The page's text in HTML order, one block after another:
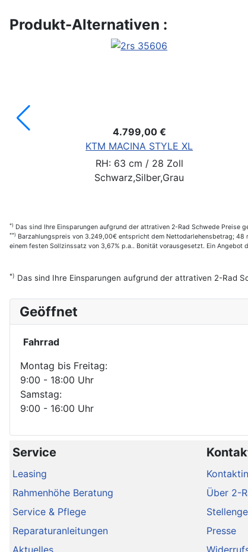
Produkt-Alternativen :
4.699,00 € 3.289,30 €
Sie SPAREN: 1.409,70 €*)
HERCULES Futura Max I-12
RH: 49 cm / 28 Zoll
*) Das sind Ihre Einsparungen aufgrund der attrativen 2-Rad Schwede
**) Barzahlungspreis von 3.249,00€ entspricht dem Nettodarlehensbetrag; 48
einem festen Sollzinssatz von 3,67% p.a.. Bonität vorausgesetzt. Ein Angebot
*) Das sind Ihre Einsparungen aufgrund der attrativen 2-Rad
Geöffnet
Fahrrad
Montag bis Freitag:
9:00 - 18:00 Uhr
Samstag:
9:00 - 16:00 Uhr
Service
Leasing
Rahmenhöhe Beratung
Service & Pflege
Reparaturanleitungen
Aktuelles
Über 2-
Presse